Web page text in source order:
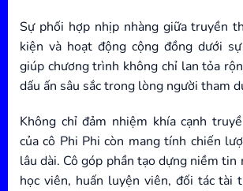
Sự phối hợp nhịp nhàng giữa truyền
kiện và hoạt động cộng đồng dưới
giúp chương trình không chỉ lan tỏa
dấu ấn sâu sắc trong lòng người tham
Không chỉ đảm nhiệm khía cạnh
của cô Phi Phi còn mang tính chiến
lâu dài. Cô góp phần tạo dựng niềm tin
học viên, huấn luyện viên, đối tác tài